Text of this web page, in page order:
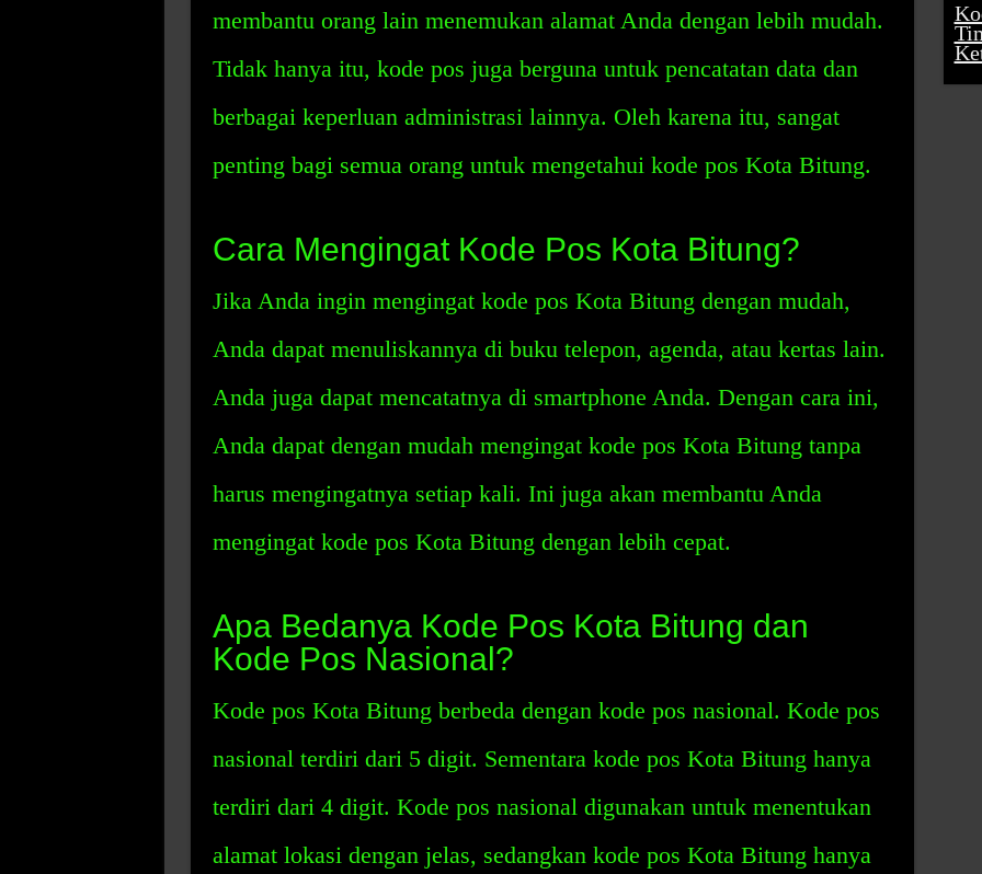
membantu orang lain menemukan alamat Anda dengan lebih mudah.
Tidak hanya itu, kode pos juga berguna untuk pencatatan data dan
berbagai keperluan administrasi lainnya. Oleh karena itu, sangat
penting bagi semua orang untuk mengetahui kode pos Kota Bitung.
Cara Mengingat Kode Pos Kota Bitung?
Jika Anda ingin mengingat kode pos Kota Bitung dengan mudah,
Anda dapat menuliskannya di buku telepon, agenda, atau kertas lain.
Anda juga dapat mencatatnya di smartphone Anda. Dengan cara ini,
Anda dapat dengan mudah mengingat kode pos Kota Bitung tanpa
harus mengingatnya setiap kali. Ini juga akan membantu Anda
mengingat kode pos Kota Bitung dengan lebih cepat.
Apa Bedanya Kode Pos Kota Bitung dan
Kode Pos Nasional?
Kode pos Kota Bitung berbeda dengan kode pos nasional. Kode pos
nasional terdiri dari 5 digit. Sementara kode pos Kota Bitung hanya
terdiri dari 4 digit. Kode pos nasional digunakan untuk menentukan
alamat lokasi dengan jelas, sedangkan kode pos Kota Bitung hanya